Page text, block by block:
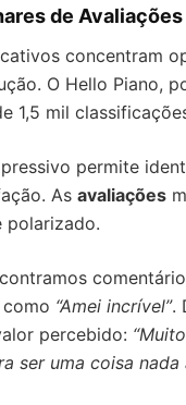
de
concentram
O Hello Piano,
1,5 mil
permite
As avaliações
polarizado.
“Amei incrível”.
percebido:
ser uma coisa nada